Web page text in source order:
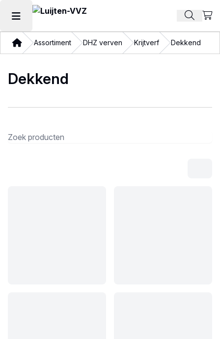
Hoofdmenu openen Zoek
ThuisAssortiment DHZ verven Krijtverf Dekkend
Dekkend